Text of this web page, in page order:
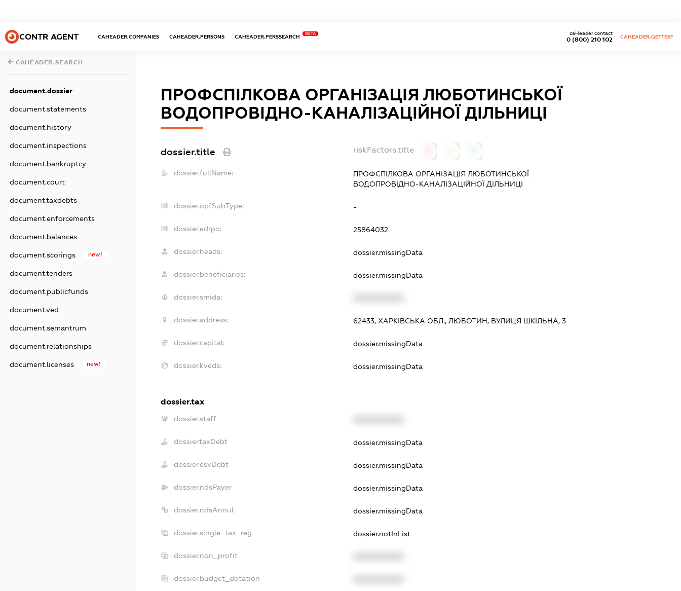
CONTR AGENT CAHEADER.COMPANIES CAHEADER.PERSONS CAHEADER.PERSSEARCH
BETA
0 (800) 210 102
caHeader.contact
CAHEADER.GETTEST
CAHEADER.SEARCH
document.dossier
document.statements
document.history
document.inspections
document.bankruptcy
document.court
document.taxdebts
document.enforcements
document.balances
document.scorings new!
document.tenders
document.publicfunds
document.ved
document.semantrum
document.relationships
document.licenses new!
ПРОФСПІЛКОВА ОРГАНІЗАЦІЯ ЛЮБОТИНСЬКОЇ
ВОДОПРОВІДНО-КАНАЛІЗАЦІЙНОЇ ДІЛЬНИЦІ
dossier.title riskFactors.title
dossier.fullName:
ПРОФСПІЛКОВА ОРГАНІЗАЦІЯ ЛЮБОТИНСЬКОЇ
ВОДОПРОВІДНО-КАНАЛІЗАЦІЙНОЇ ДІЛЬНИЦІ
dossier.opfSubType: -
dossier.edrpo: 25864032
dossier.heads: dossier.missingData
dossier.beneficiaries: dossier.missingData
dossier.smida:
dossier.address: 62433, ХАРКІВСЬКА ОБЛ., ЛЮБОТИН, ВУЛИЦЯ ШКІЛЬНА, 3
dossier.capital: dossier.missingData
dossier.kveds: dossier.missingData
dossier.tax
dossier.staff
dossier.taxDebt dossier.missingData
dossier.esvDebt dossier.missingData
dossier.ndsPayer dossier.missingData
dossier.ndsAnnul dossier.missingData
dossier.single_tax_reg dossier.notInList
dossier.non_profit
dossier.budget_dotation